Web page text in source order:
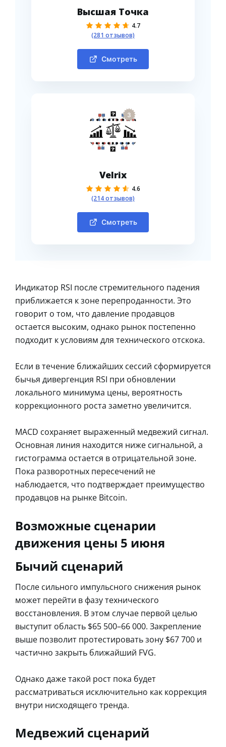
Высшая Точка
4.7
(281 отзывов)
Смотреть
3
Velrix
4.6
(214 отзывов)
Смотреть
Индикатор RSI после стремительного падения
приближается к зоне перепроданности. Это
говорит о том, что давление продавцов
остается высоким, однако рынок постепенно
подходит к условиям для технического отскока.
Если в течение ближайших сессий сформируется
бычья дивергенция RSI при обновлении
локального минимума цены, вероятность
коррекционного роста заметно увеличится.
MACD сохраняет выраженный медвежий сигнал.
Основная линия находится ниже сигнальной, а
гистограмма остается в отрицательной зоне.
Пока разворотных пересечений не
наблюдается, что подтверждает преимущество
продавцов на рынке Bitcoin.
Возможные сценарии
движения цены 5 июня
Бычий сценарий
После сильного импульсного снижения рынок
может перейти в фазу технического
восстановления. В этом случае первой целью
выступит область $65 500–66 000. Закрепление
выше позволит протестировать зону $67 700 и
частично закрыть ближайший FVG.
Однако даже такой рост пока будет
рассматриваться исключительно как коррекция
внутри нисходящего тренда.
Медвежий сценарий